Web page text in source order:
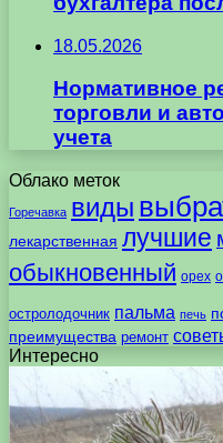
18.05.2026
Нормативное
торговли и
учета
Облако меток
Горечавка виды
лекарственная лучшие
обыкновенный орех
остролодочник пальма печь
преимущества ремонт
Интересно